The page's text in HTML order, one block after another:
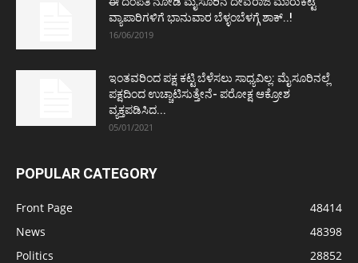
ವ್ಯಾಪಾರಿಗಳಿಗೆ ಭಾನುವಾರ ಬೆಳ್ಳಂಬೆಳಗ್ಗೆ ಶಾಕ್..!
16/06/2019
ಇಂತವರಿಂದ ಪಕ್ಷ ಕಟ್ಟಿ ಬೆಳೆಸಲು ಸಾಧ್ಯವಿಲ್ಲ: ಮೈಸೂರಿನಲ್ಲೆ
ಪಕ್ಷದಿಂದ ಉಚ್ಚಾಟಿಸುತ್ತೇನೆ- ಪರೋಕ್ಷ ಆಕ್ರೋಶ
ವ್ಯಕ್ತಪಡಿಸಿದ...
05/01/2021
POPULAR CATEGORY
Front Page
48414
News
48398
Politics
28852